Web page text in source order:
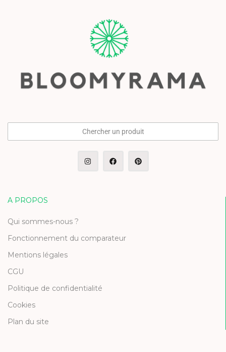
Chercher un produit
A PROPOS
Qui sommes-nous ?
Fonctionnement du comparateur
Mentions légales
CGU
Politique de confidentialité
Cookies
Plan du site